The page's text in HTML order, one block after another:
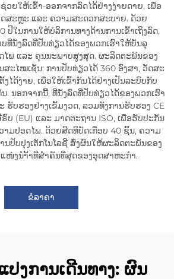
ຍໃຫ້ເຂົ້າ-ອອກຈາກລົດໄດ້ຢ່າງງ່າຍດາຍ, ເພື່ອ
ດສະຫຼະ ແລະ ຄວາມສະດວກສະບາຍ. ດ້ວຍ
ປີໃນການໃຫ້ບໍລິການທາງດ້ານການເຂົ້າເຖິງລົດ,
ທີ່ນັ່ງລົດທີ່ປັບທ່ຽວໄດ້ຂອງພວກເຮົາໃຫ້ບັນລຸ
ໄພ ແລະ ຄຸນນະພາບສູງສຸດ. ຜະລິດຕະພັນຂອງ
ະໄໝເຊັ່ນ: ການປັບທ່ຽວໄດ້ 360 ອົງສາ, ວັດສະ
ໄດ້ງ່າຍ, ເພື່ອໃຫ້ເຂົ້າກັນໄດ້ຢ່າງເປັນລະບົບກັບ
. ນອກຈາກນີ້, ທີ່ນັ່ງລົດທີ່ປັບທ່ຽວໄດ້ຂອງພວກເຮົາ
ຮັບຮອງຢ່າງເຂັ້ມງວດ, ລວມທັງການຮັບຮອງ CE
ບ (EU) ແລະ ມາດຕະຖານ ISO, ເພື່ອຮັບປະກັນ
າມປອດໄພ. ດ້ວຍສິດທິບັດເກືອບ 40 ຊິ້ນ, ຄວາມ
ປັບປຸງເຕັກໂນໂລຊີ ສົ່ງຜົນໃຫ້ຜະລິດຕະພັນຂອງ
ໜ່ງນຳ້້າທີ່ສຳຄັນທີ່ສຸດຂອງອຸດສາຫະກຳ.
ຂໍລາຄາ
ປງການເດີນທາງ: ຜົນ